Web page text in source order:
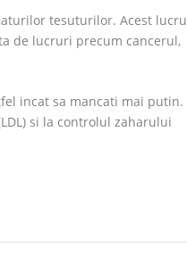
tesuturilor. Acest lucru
de lucruri precum cancerul,
incat sa mancati mai putin.
si la controlul zaharului